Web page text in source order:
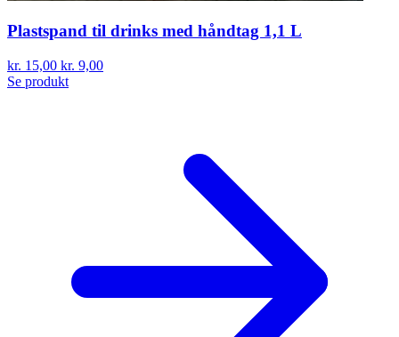
Plastspand til drinks med håndtag 1,1 L
kr. 15,00 kr. 9,00
Se produkt